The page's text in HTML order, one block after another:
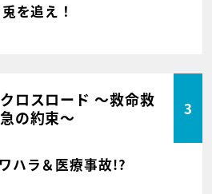
を追え！
クロスロード ～救命救
急の約束～
3
ハラ＆医療事故!?